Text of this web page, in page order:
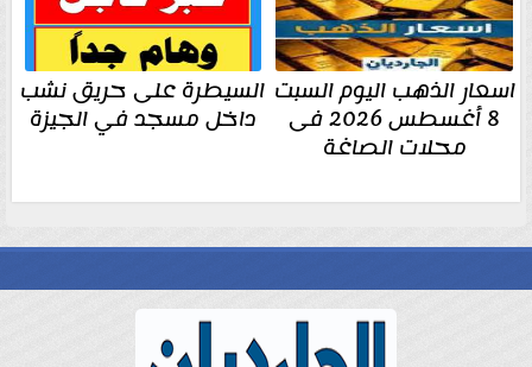
اسعار الذهب اليوم السبت
8 أغسطس 2026 فى
محلات الصاغة
السيطرة على حريق نشب
داخل مسجد في الجيزة